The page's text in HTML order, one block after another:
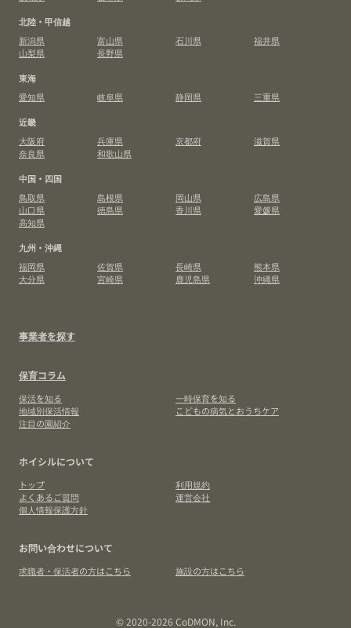
北陸・甲信越
新潟県
富山県 石川県
福井県
山梨県
長野県
東海
愛知県
岐阜県 静岡県
三重県
近畿
大阪府
兵庫県 京都府
滋賀県
奈良県
和歌山県
中国・四国
鳥取県
島根県 岡山県
広島県
山口県
徳島県 香川県
愛媛県
高知県
九州・沖縄
福岡県
佐賀県 長崎県
熊本県
大分県
宮崎県 鹿児島県 沖縄県
事業者を探す
保育コラム
保活を知る
一時保育を知る
地域別保活情報
こどもの病気とおうちケア
注目の園紹介
ホイシルについて
トップ
利用規約
よくあるご質問
運営会社
個人情報保護方針
お問い合わせについて
求職者・保活者の方はこちら 施設の方はこちら
© 2020-2026 CoDMON, Inc.